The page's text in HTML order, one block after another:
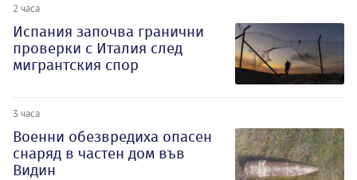
2 часа
Испания започва гранични
проверки с Италия след
мигрантския спор
3 часа
Военни обезвредиха опасен
снаряд в частен дом във
Видин